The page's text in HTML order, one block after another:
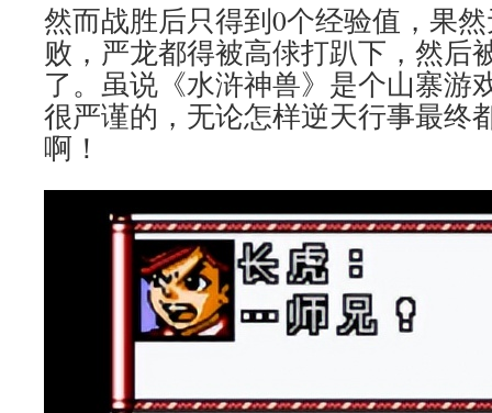
然而战胜后只得到0个经验值，果
败，严龙都得被高俅打趴下，然后
了。虽说《水浒神兽》是个山寨游
很严谨的，无论怎样逆天行事最终
啊！